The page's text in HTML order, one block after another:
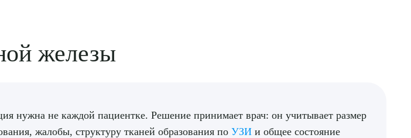
железы
нужна не каждой пациентке. Решение принимает врач: он учитывает размер
жалобы, структуру тканей образования поУЗИ и общее состояние